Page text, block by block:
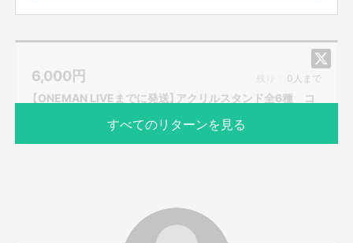
・ご支援の際は、本文記載の【ご支援にあたってのご注意
6,000円 残り： 0人まで
【ONEMAN LIVEまでに発送】アクリルスタンド全6種 コ
ンプリート版
すべてのリターンを見る